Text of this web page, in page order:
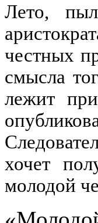
Лето,
честных
смысла
лежит
хочет
молодой